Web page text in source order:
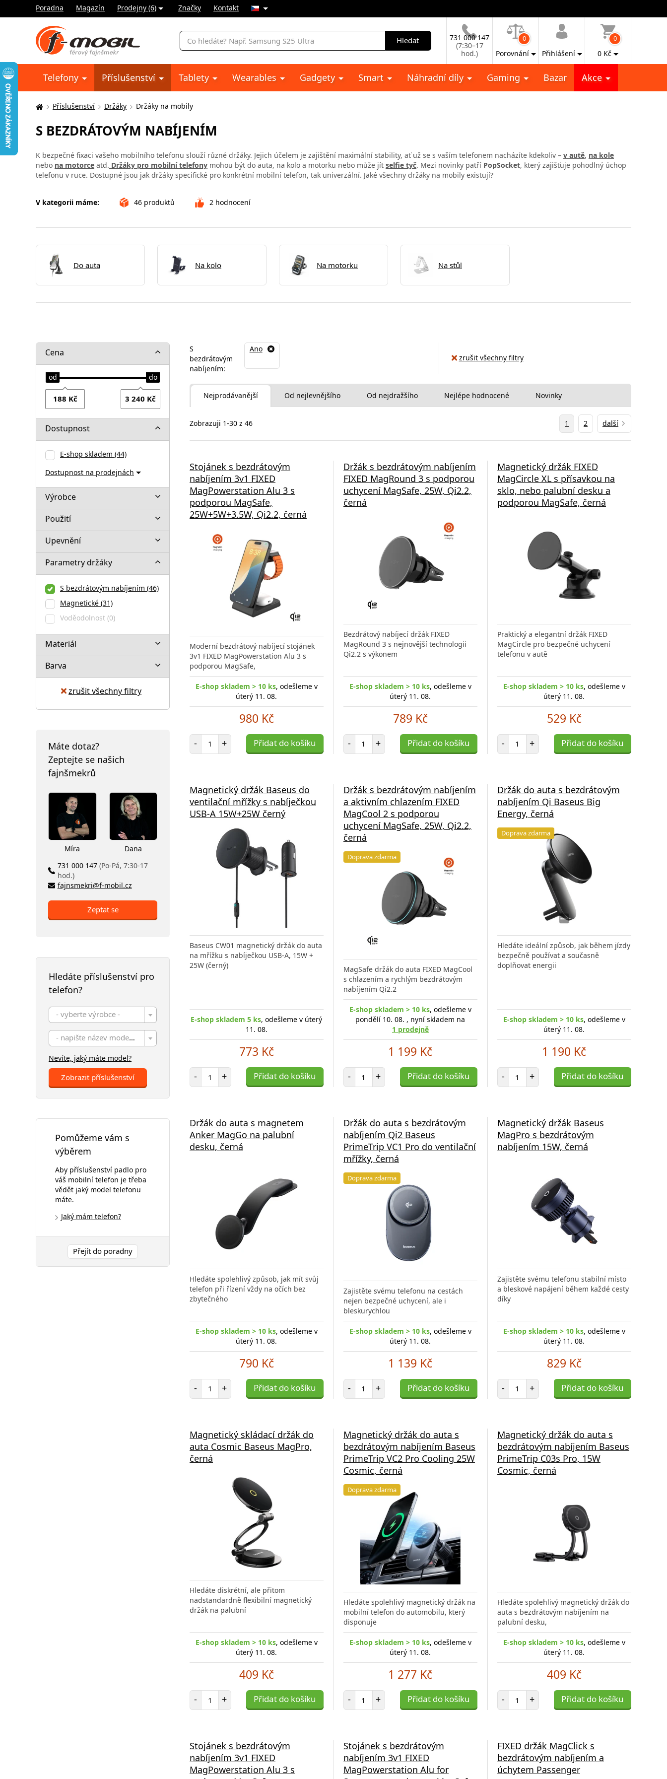
Poradna Magazín Prodejny (6) Značky Kontakt
Vyhledávání
Hledat
731 000 147
(7:30–17
hod.)
0
Porovnání Přihlášení
0
0 Kč
Telefony Příslušenství Tablety Wearables Gadgety Smart Náhradní díly Gaming Bazar Akce
Zde
nacházíte:
Příslušenství Držáky Držáky na mobily
S BEZDRÁTOVÝM NABÍJENÍM
K bezpečné fixaci vašeho mobilního telefonu slouží různé držáky. Jejich účelem je zajištění maximální stability, ať už se s vaším telefonem nacházíte kdekoliv – v autě, na kole
nebo na motorce atd. Držáky pro mobilní telefony mohou být do auta, na kolo a motorku nebo může jít selfie tyč. Mezi novinky patří PopSocket, který zajišťuje pohodlný úchop
telefonu v ruce. Dostupné jsou jak držáky specifické pro konkrétní mobilní telefon, tak univerzální. Jaké všechny držáky na mobily existují?
V kategorii máme: 46 produktů 2 hodnocení
Do auta Na kolo Na motorku Na stůl
Cena
Dostupnost
E-shop skladem (44)
Dostupnost na prodejnách
Výrobce
Použití
Upevnění
Parametry držáky
S bezdrátovým nabíjením (46)
Magnetické (31)
Voděodolnost (0)
Materiál
Barva
zrušit všechny filtry
Máte dotaz?
Zeptejte se našich
fajnšmekrů
Míra
Dana
731 000 147 (Po-Pá, 7:30-17
hod.)
fajnsmekri@f-mobil.cz
Zeptat se
Hledáte příslušenství pro
telefon?
- vyberte výrobce -
- napište název modelu -
Nevíte, jaký máte model?
Zobrazit příslušenství
Pomůžeme vám s
výběrem
Aby příslušenství padlo pro
váš mobilní telefon je třeba
vědět jaký model telefonu
máte.
Jaký mám telefon?
Přejít do poradny
S
bezdrátovým
nabíjením:
Ano
zrušit všechny filtry
Nejprodávanější Od nejlevnějšího Od nejdražšího Nejlépe hodnocené Novinky
Zobrazuji 1-30 z 46 1 2 další
Stojánek s bezdrátovým
nabíjením 3v1 FIXED
MagPowerstation Alu 3 s
podporou MagSafe,
25W+5W+3.5W, Qi2.2, černá
Moderní bezdrátový nabíjecí stojánek
3v1 FIXED MagPowerstation Alu 3 s
podporou MagSafe,
E-shop skladem > 10 ks, odešleme v
úterý 11. 08.
980 Kč
- Počet položek
+ Přidat do košíku
Držák s bezdrátovým nabíjením
FIXED MagRound 3 s podporou
uchycení MagSafe, 25W, Qi2.2,
černá
Bezdrátový nabíjecí držák FIXED
MagRound 3 s nejnovější technologii
Qi2.2 s výkonem
E-shop skladem > 10 ks, odešleme v
úterý 11. 08.
789 Kč
- Počet položek
+ Přidat do košíku
Magnetický držák FIXED
MagCircle XL s přísavkou na
sklo, nebo palubní desku a
podporou MagSafe, černá
Praktický a elegantní držák FIXED
MagCircle pro bezpečné uchycení
telefonu v autě
E-shop skladem > 10 ks, odešleme v
úterý 11. 08.
529 Kč
- Počet položek
+ Přidat do košíku
Magnetický držák Baseus do
ventilační mřížky s nabíječkou
USB-A 15W+25W černý
Baseus CW01 magnetický držák do auta
na mřížku s nabíječkou USB-A, 15W +
25W (černý)
E-shop skladem 5 ks, odešleme v úterý
11. 08.
773 Kč
- Počet položek
+ Přidat do košíku
Držák s bezdrátovým nabíjením
a aktivním chlazením FIXED
MagCool 2 s podporou
uchycení MagSafe, 25W, Qi2.2,
černá
Doprava zdarma
MagSafe držák do auta FIXED MagCool
s chlazením a rychlým bezdrátovým
nabíjením Qi2.2
E-shop skladem > 10 ks, odešleme v
pondělí 10. 08. , nyní skladem na
1 prodejně
1 199 Kč
- Počet položek
+ Přidat do košíku
Držák do auta s bezdrátovým
nabíjením Qi Baseus Big
Energy, černá
Doprava zdarma
Hledáte ideální způsob, jak během jízdy
bezpečně používat a současně
doplňovat energii
E-shop skladem > 10 ks, odešleme v
úterý 11. 08.
1 190 Kč
- Počet položek
+ Přidat do košíku
Držák do auta s magnetem
Anker MagGo na palubní
desku, černá
Hledáte spolehlivý způsob, jak mít svůj
telefon při řízení vždy na očích bez
zbytečného
E-shop skladem > 10 ks, odešleme v
úterý 11. 08.
790 Kč
- Počet položek
+ Přidat do košíku
Držák do auta s bezdrátovým
nabíjením Qi2 Baseus
PrimeTrip VC1 Pro do ventilační
mřížky, černá
Doprava zdarma
Zajistěte svému telefonu na cestách
nejen bezpečné uchycení, ale i
bleskurychlou
E-shop skladem > 10 ks, odešleme v
úterý 11. 08.
1 139 Kč
- Počet položek
+ Přidat do košíku
Magnetický držák Baseus
MagPro s bezdrátovým
nabíjením 15W, černá
Zajistěte svému telefonu stabilní místo
a bleskové napájení během každé cesty
díky
E-shop skladem > 10 ks, odešleme v
úterý 11. 08.
829 Kč
- Počet položek
+ Přidat do košíku
Magnetický skládací držák do
auta Cosmic Baseus MagPro,
černá
Hledáte diskrétní, ale přitom
nadstandardně flexibilní magnetický
držák na palubní
E-shop skladem > 10 ks, odešleme v
úterý 11. 08.
409 Kč
- Počet položek
+ Přidat do košíku
Magnetický držák do auta s
bezdrátovým nabíjením Baseus
PrimeTrip VC2 Pro Cooling 25W
Cosmic, černá
Doprava zdarma
Hledáte spolehlivý magnetický držák na
mobilní telefon do automobilu, který
disponuje
E-shop skladem > 10 ks, odešleme v
úterý 11. 08.
1 277 Kč
- Počet položek
+ Přidat do košíku
Magnetický držák do auta s
bezdrátovým nabíjením Baseus
PrimeTrip C03s Pro, 15W
Cosmic, černá
Hledáte spolehlivý magnetický držák do
auta s bezdrátovým nabíjením na
palubní desku,
E-shop skladem > 10 ks, odešleme v
úterý 11. 08.
409 Kč
- Počet položek
+ Přidat do košíku
Stojánek s bezdrátovým
nabíjením 3v1 FIXED
MagPowerstation Alu 3 s
Stojánek s bezdrátovým
nabíjením 3v1 FIXED
MagPowerstation Alu for
FIXED držák MagClick s
bezdrátovým nabíjením a
úchytem Passenger